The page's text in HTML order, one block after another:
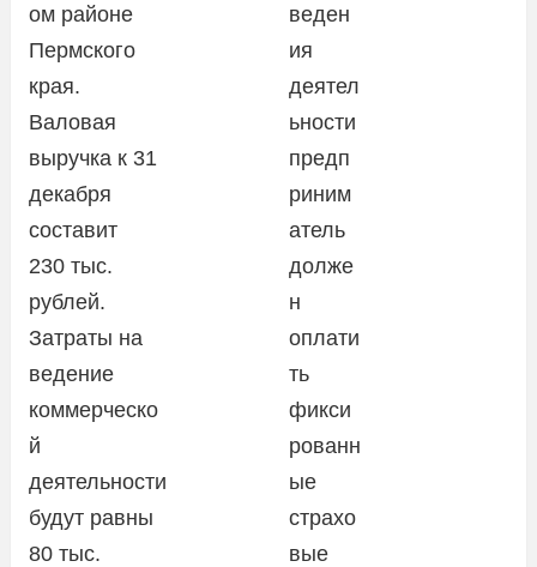
ом районе
Пермского
края.
Валовая
выручка к 31
декабря
составит
230 тыс.
рублей.
Затраты на
ведение
коммерческо
й
деятельности
будут равны
80 тыс.
веден
ия
деятел
ьности
предп
риним
атель
долже
н
оплати
ть
фикси
рованн
ые
страхо
вые